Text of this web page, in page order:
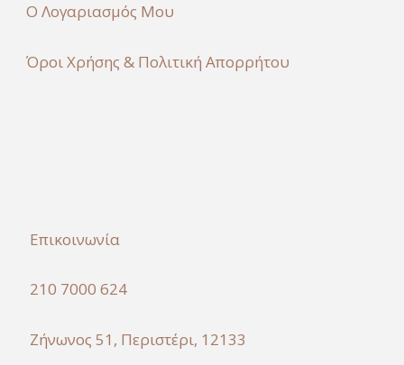
Ο Λογαριασμός Μου
Όροι Χρήσης & Πολιτική Απορρήτου
Επικοινωνία
210 7000 624
Ζήνωνος 51, Περιστέρι, 12133